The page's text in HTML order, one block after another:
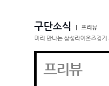
구단소식
프리뷰
미리 만나는 삼성라이온즈경기
프리뷰